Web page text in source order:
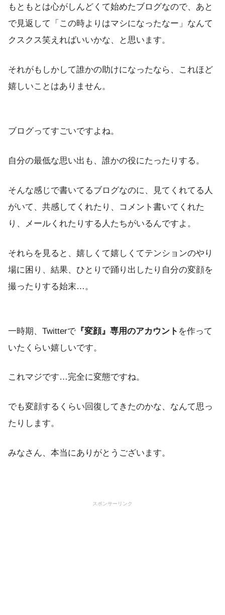
もともとは心がしんどくて始めたブログなので、あと
で見返して「この時よりはマシになったなー」なんて
クスクス笑えればいいかな、と思います。
それがもしかして誰かの助けになったなら、これほど
嬉しいことはありません。
ブログってすごいですよね。
自分の最低な思い出も、誰かの役にたったりする。
そんな感じで書いてるブログなのに、見てくれてる人
がいて、共感してくれたり、コメント書いてくれた
り、メールくれたりする人たちがいるんですよ。
それらを見ると、嬉しくて嬉しくてテンションのやり
場に困り、結果、ひとりで踊り出したり自分の変顔を
撮ったりする始末…。
一時期、Twitterで 『変顔』専用のアカウント を作って
いたくらい嬉しいです。
これマジです…完全に変態ですね。
でも変顔するくらい回復してきたのかな、なんて思っ
たりします。
みなさん、本当にありがとうございます。
スポンサーリンク